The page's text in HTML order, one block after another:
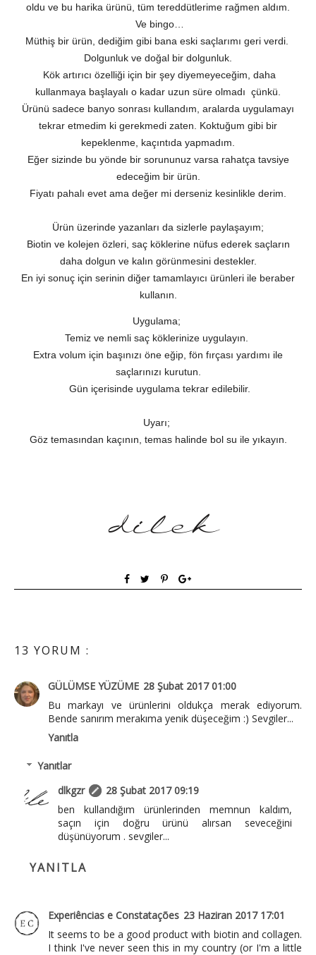
oldu ve bu harika ürünü, tüm tereddütlerime rağmen aldım.
Ve bingo…
Müthiş bir ürün, dediğim gibi bana eski saçlarımı geri verdi.
Dolgunluk ve doğal bir dolgunluk.
Kök artırıcı özelliği için bir şey diyemeyeceğim, daha
kullanmaya başlayalı o kadar uzun süre olmadı çünkü.
Ürünü sadece banyo sonrası kullandım, aralarda uygulamayı
tekrar etmedim ki gerekmedi zaten. Koktuğum gibi bir
kepeklenme, kaçıntıda yapmadım.
Eğer sizinde bu yönde bir sorununuz varsa rahatça tavsiye
edeceğim bir ürün.
Fiyatı pahalı evet ama değer mi derseniz kesinlikle derim.
Ürün üzerinde yazanları da sizlerle paylaşayım;
Biotin ve kolejen özleri, saç köklerine nüfus ederek saçların
daha dolgun ve kalın görünmesini destekler.
En iyi sonuç için serinin diğer tamamlayıcı ürünleri ile beraber
kullanın.
Uygulama;
Temiz ve nemli saç köklerinize uygulayın.
Extra volum için başınızı öne eğip, fön fırçası yardımı ile
saçlarınızı kurutun.
Gün içerisinde uygulama tekrar edilebilir.
Uyarı;
Göz temasından kaçının, temas halinde bol su ile yıkayın.
13 YORUM :
GÜLÜMSE YÜZÜME 28 Şubat 2017 01:00
Bu markayı ve ürünlerini oldukça merak ediyorum.
Bende sanırım merakıma yenik düşeceğim :) Sevgiler...
Yanıtla
Yanıtlar
dlkgzr
28 Şubat 2017 09:19
ben kullandığım ürünlerinden memnun kaldım,
saçın için doğru ürünü alırsan seveceğini
düşünüyorum . sevgiler...
YANITLA
Experiências e Constatações 23 Haziran 2017 17:01
It seems to be a good product with biotin and collagen.
I think I've never seen this in my country (or I'm a little